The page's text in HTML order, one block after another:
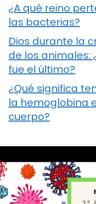
¿A qué reino
las bacterias?
Dios durante la
de los animales:
fue el último?
¿Qué significa
la hemoglobina
cuerpo?